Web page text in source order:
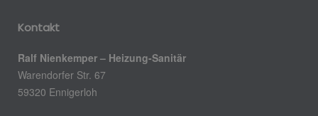
Kontakt
Ralf Nienkemper – Heizung-Sanitär
Warendorfer Str. 67
59320 Ennigerloh